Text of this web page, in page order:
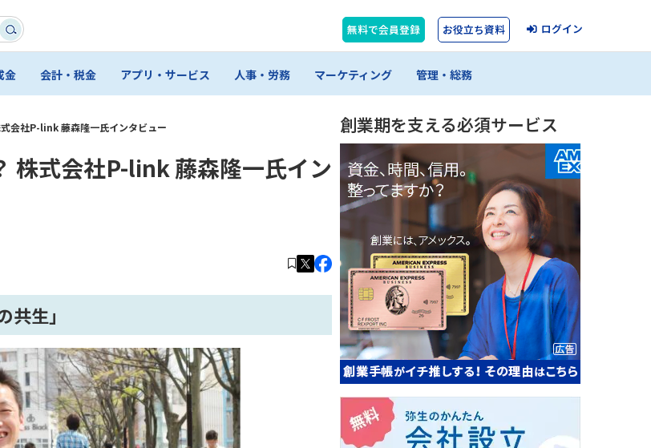
無料で会員登録 お役立ち資料 ログイン
金 会計・税金 アプリ・サービス 人事・労務 マーケティング 管理・総務
会社P-link 藤森隆一氏インタビュー
株式会社P-link 藤森隆一氏イン
生」
創業期を支える必須サービス